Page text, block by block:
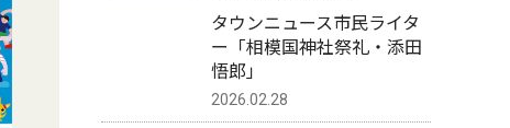
タウンニュース市民ライタ
ー「相模国神社祭礼・添田
悟郎」
2026.02.28